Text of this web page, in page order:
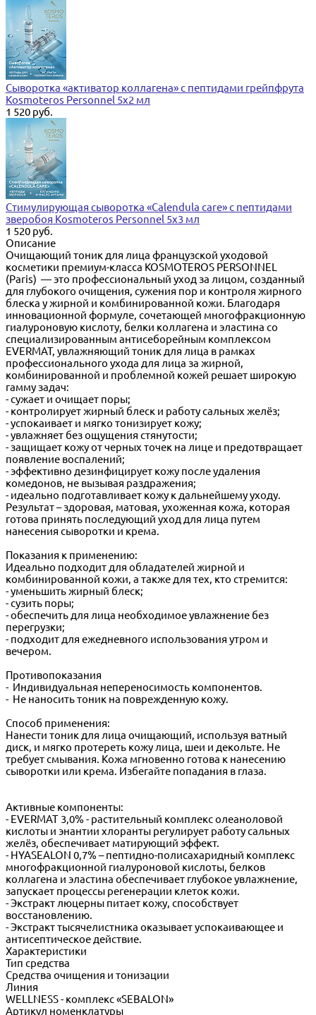
Сыворотка «активатор коллагена» с пептидами грейпфрута
Kosmoteros Personnel 5х2 мл
1 520 руб.
Стимулирующая сыворотка «Calendula care» с пептидами
зверобоя Kosmoteros Personnel 5х3 мл
1 520 руб.
Описание
Очищающий тоник для лица французской уходовой
косметики премиум-класса KOSMOTEROS PERSONNEL
(Paris) — это профессиональный уход за лицом, созданный
для глубокого очищения, сужения пор и контроля жирного
блеска у жирной и комбинированной кожи. Благодаря
инновационной формуле, сочетающей многофракционную
гиалуроновую кислоту, белки коллагена и эластина со
специализированным антисеборейным комплексом
EVERMAT, увлажняющий тоник для лица в рамках
профессионального ухода для лица за жирной,
комбинированной и проблемной кожей решает широкую
гамму задач:
- сужает и очищает поры;
- контролирует жирный блеск и работу сальных желёз;
- успокаивает и мягко тонизирует кожу;
- увлажняет без ощущения стянутости;
- защищает кожу от черных точек на лице и предотвращает
появление воспалений;
- эффективно дезинфицирует кожу после удаления
комедонов, не вызывая раздражения;
- идеально подготавливает кожу к дальнейшему уходу.
Результат – здоровая, матовая, ухоженная кожа, которая
готова принять последующий уход для лица путем
нанесения сыворотки и крема.
Показания к применению:
Идеально подходит для обладателей жирной и
комбинированной кожи, а также для тех, кто стремится:
- уменьшить жирный блеск;
- сузить поры;
- обеспечить для лица необходимое увлажнение без
перегрузки;
- подходит для ежедневного использования утром и
вечером.
Противопоказания
- Индивидуальная непереносимость компонентов.
- Не наносить тоник на поврежденную кожу.
Способ применения:
Нанести тоник для лица очищающий, используя ватный
диск, и мягко протереть кожу лица, шеи и декольте. Не
требует смывания. Кожа мгновенно готова к нанесению
сыворотки или крема. Избегайте попадания в глаза.
Активные компоненты:
- EVERMAT 3,0% - растительный комплекс олеаноловой
кислоты и энантии хлоранты регулирует работу сальных
желёз, обеспечивает матирующий эффект.
- HYASEALON 0,7% – пептидно-полисахаридный комплекс
многофракционной гиалуроновой кислоты, белков
коллагена и эластина обеспечивает глубокое увлажнение,
запускает процессы регенерации клеток кожи.
- Экстракт люцерны питает кожу, способствует
восстановлению.
- Экстракт тысячелистника оказывает успокаивающее и
антисептическое действие.
Характеристики
Тип средства
Cредства очищения и тонизации
Линия
WELLNESS - комплекс «SEBALON»
Артикул номенклатуры